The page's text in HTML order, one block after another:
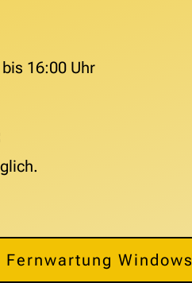
16:00 Uhr
Fernwartung Windows